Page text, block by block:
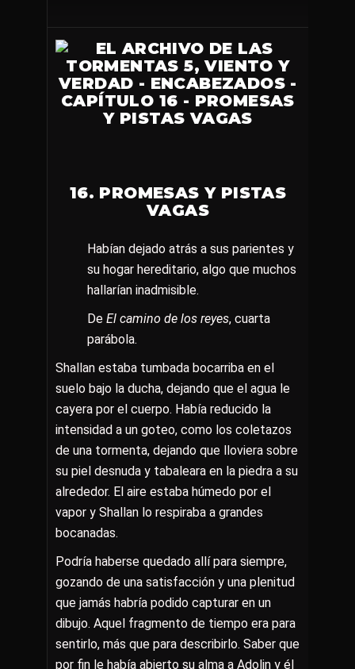
16. PROMESAS Y PISTAS
VAGAS
Habían dejado atrás a sus parientes y
su hogar hereditario, algo que muchos
hallarían inadmisible.
De El camino de los reyes, cuarta
parábola.
Shallan estaba tumbada bocarriba en el
suelo bajo la ducha, dejando que el agua le
cayera por el cuerpo. Había reducido la
intensidad a un goteo, como los coletazos
de una tormenta, dejando que lloviera sobre
su piel desnuda y tabaleara en la piedra a su
alrededor. El aire estaba húmedo por el
vapor y Shallan lo respiraba a grandes
bocanadas.
Podría haberse quedado allí para siempre,
gozando de una satisfacción y una plenitud
que jamás habría podido capturar en un
dibujo. Aquel fragmento de tiempo era para
sentirlo, más que para describirlo. Saber que
por fin le había abierto su alma a Adolin y él